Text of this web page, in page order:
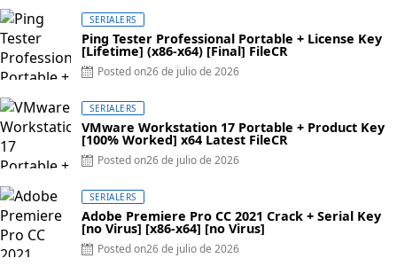
SERIALERS
Ping Tester Professional Portable + License Key
[Lifetime] (x86-x64) [Final] FileCR
Posted on26 de julio de 2026
SERIALERS
VMware Workstation 17 Portable + Product Key
[100% Worked] x64 Latest FileCR
Posted on26 de julio de 2026
SERIALERS
Adobe Premiere Pro CC 2021 Crack + Serial Key
[no Virus] [x86-x64] [no Virus]
Posted on26 de julio de 2026